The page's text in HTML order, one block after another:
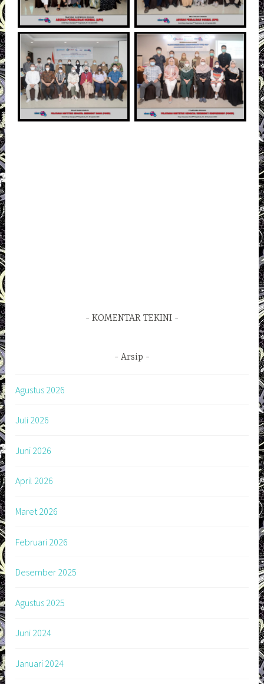
KOMENTAR TEKINI
Arsip
Agustus 2026
Juli 2026
Juni 2026
April 2026
Maret 2026
Februari 2026
Desember 2025
Agustus 2025
Juni 2024
Januari 2024